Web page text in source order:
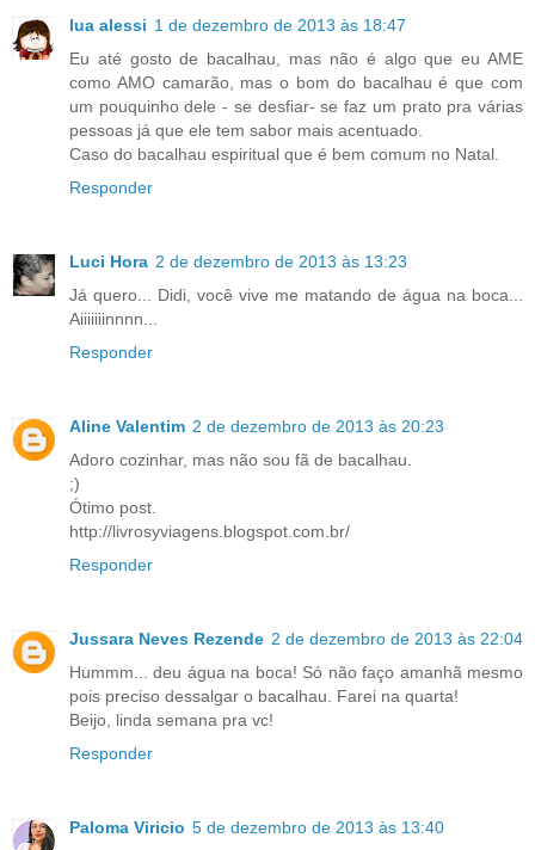
lua alessi 1 de dezembro de 2013 às 18:47
Eu até gosto de bacalhau, mas não é algo que eu AME
como AMO camarão, mas o bom do bacalhau é que com
um pouquinho dele - se desfiar- se faz um prato pra várias
pessoas já que ele tem sabor mais acentuado.
Caso do bacalhau espiritual que é bem comum no Natal.
Responder
Luci Hora 2 de dezembro de 2013 às 13:23
Já quero... Didi, você vive me matando de água na boca...
Aiiiiiiinnnn...
Responder
Aline Valentim 2 de dezembro de 2013 às 20:23
Adoro cozinhar, mas não sou fã de bacalhau.
;)
Ótimo post.
http://livrosyviagens.blogspot.com.br/
Responder
Jussara Neves Rezende 2 de dezembro de 2013 às 22:04
Hummm... deu água na boca! Só não faço amanhã mesmo
pois preciso dessalgar o bacalhau. Farei na quarta!
Beijo, linda semana pra vc!
Responder
Paloma Viricio 5 de dezembro de 2013 às 13:40